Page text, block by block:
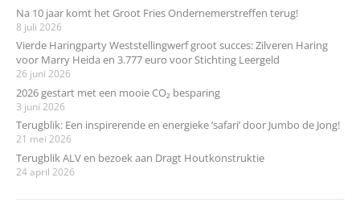
Na 10 jaar komt het Groot Fries Ondernemerstreffen terug!
8 juli 2026
Vierde Haringparty Weststellingwerf groot succes: Zilveren Haring
voor Marry Heida en 3.777 euro voor Stichting Leergeld
26 juni 2026
2026 gestart met een mooie CO₂ besparing
3 juni 2026
Terugblik: Een inspirerende en energieke ‘safari’ door Jumbo de Jong!
21 mei 2026
Terugblik ALV en bezoek aan Dragt Houtkonstruktie
24 april 2026